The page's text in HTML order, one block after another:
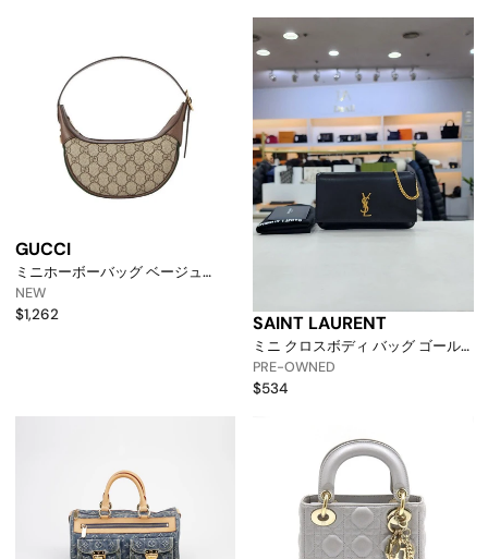
GUCCI
ミニホーボーバッグ ベージュ
658551 96iwg 8745 158752082
[p]
NEW
$1,262 SAINT LAURENT
ミニ クロスボディ バッグ ゴール
ド メタルモノグラム 635095
158721301 [p]
PRE-OWNED
$534